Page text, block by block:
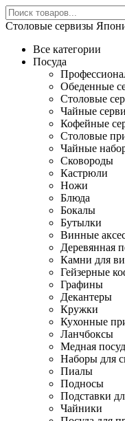
Столовые сервизы
Все категории
Посуда
Обеденные
Столовые
Чайные
Кофейные
Столовые
Чайные
Сковороды
Кастрюли
Ножи
Блюда
Бокалы
Бутылки
Винные
Деревянная
Камни для
Гейзерные
Графины
Декантеры
Кружки
Кухонные
Ланчбоксы
Медная
Наборы для
Пиалы
Подносы
Подставки
Чайники